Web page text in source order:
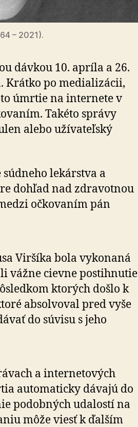
– 2021).
dávkou 10. apríla a 26.
Krátko po medializácii,
úmrtie na internete v
Takéto správy
alebo užívateľský
lekárstva a
dohľad nad zdravotnou
očkovaním pán
Viršíka bola vykonaná
vážne cievne postihnutie
ktorých došlo k
absolvoval pred vyše
do súvisu s jeho
a internetových
automaticky dávajú do
podobných udalostí na
môže viesť k ďalším